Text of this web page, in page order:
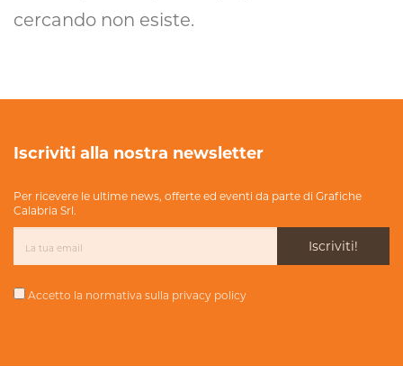
cercando non esiste.
Iscriviti alla nostra newsletter
Per ricevere le ultime news, offerte ed eventi da parte di Grafiche
Calabria Srl.
Iscriviti!
Accetto la normativa sulla privacy policy